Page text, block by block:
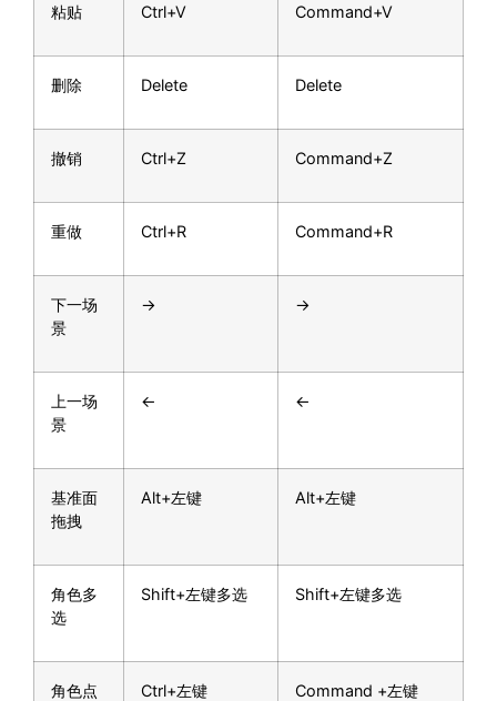
粘贴 Ctrl+V Command+V
删除 Delete Delete
撤销 Ctrl+Z Command+Z
重做 Ctrl+R Command+R
下一场
景
→ →
上一场
景
← ←
基准面
拖拽
Alt+左键 Alt+左键
角色多
选
Shift+左键多选 Shift+左键多选
角色点
Ctrl+左键 Command +左键